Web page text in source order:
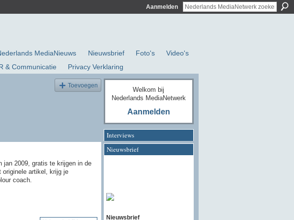
Aanmelden
MediaNieuws Nieuwsbrief Foto's
Video's
& Communicatie Privacy Verklaring
Toevoegen
2009, gratis te krijgen in de
artikel, krijg je
coach.
Welkom bij
Nederlands MediaNetwerk
Aanmelden
Interviews
Nieuwsbrief
Nieuwsbrief